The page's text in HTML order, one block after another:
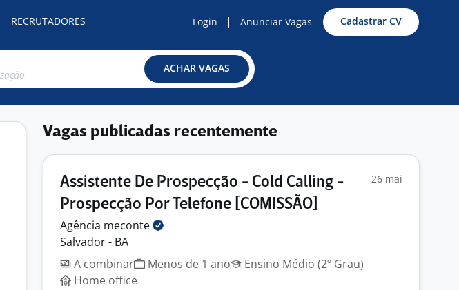
RECRUTADORES Login Anunciar Vagas Cadastrar CV
ACHAR VAGAS
Vagas publicadas recentemente
Assistente De Prospecção - Cold Calling -
Prospecção Por Telefone [COMISSÃO]
26 mai
Agência meconte
Salvador - BA
A combinar
Menos de 1 ano
Ensino Médio (2º Grau)
Home office